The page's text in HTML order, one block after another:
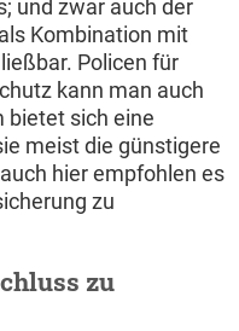
und zwar auch der
Kombination mit
Policen für
kann man auch
bietet sich eine
meist die günstigere
hier empfohlen es
zu
zu